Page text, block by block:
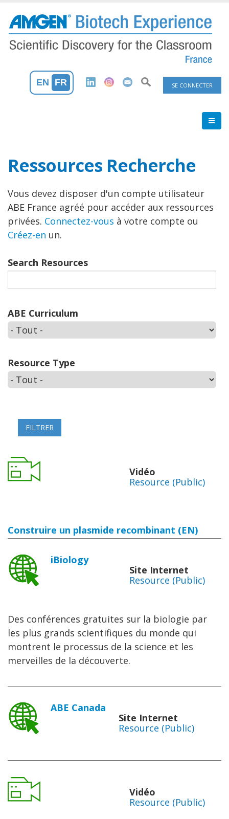
contenu
principal
Menu
compte
SE CONNECTER
EN FR
Ressources Recherche
Vous devez disposer d'un compte utilisateur
ABE France agréé pour accéder aux ressources
privées. Connectez-vous à votre compte ou
Créez-en un.
Search Resources
ABE Curriculum
Resource Type
Vidéo
Resource (Public)
Construire un plasmide recombinant (EN)
Site Internet
Resource (Public)
iBiology
Des conférences gratuites sur la biologie par
les plus grands scientifiques du monde qui
montrent le processus de la science et les
merveilles de la découverte.
Site Internet
Resource (Public)
ABE Canada
Vidéo
Resource (Public)